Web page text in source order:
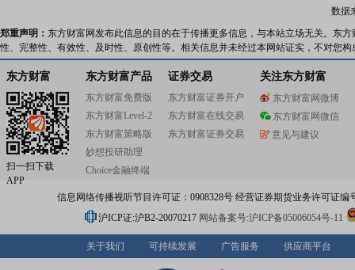
数据
郑重声明： 东方财富网发布此信息的目的在于传播更多信息，与本站立场无关。东
性、完整性、有效性、及时性、原创性等。相关信息并未经过本网站证实，不对您
东方财富
扫一扫下载
APP
东方财富产品
东方财富免费版
东方财富Level-2
东方财富策略版
妙想投研助理
Choice金融终端
证券交易
东方财富证券开户
东方财富在线交易
东方财富证券交易
关注东方财富
东方财富网微博
东方财富网微信
意见与建议
信息网络传播视听节目许可证：0908328号 经营证券期货业务许可证编
沪ICP证:沪B2-20070217 网站备案号:沪ICP备05006054号-11
关于我们 可持续发展 广告服务 供应商平台